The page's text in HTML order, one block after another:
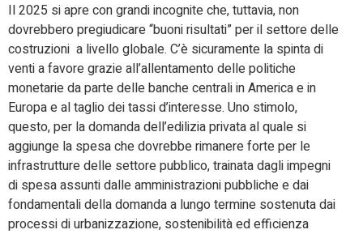
Il 2025 si apre con grandi incognite che, tuttavia, non
dovrebbero pregiudicare “buoni risultati” per il settore delle
costruzioni a livello globale. C’è sicuramente la spinta di
venti a favore grazie all’allentamento delle politiche
monetarie da parte delle banche centrali in America e in
Europa e al taglio dei tassi d’interesse. Uno stimolo,
questo, per la domanda dell’edilizia privata al quale si
aggiunge la spesa che dovrebbe rimanere forte per le
infrastrutture delle settore pubblico, trainata dagli impegni
di spesa assunti dalle amministrazioni pubbliche e dai
fondamentali della domanda a lungo termine sostenuta dai
processi di urbanizzazione, sostenibilità ed efficienza